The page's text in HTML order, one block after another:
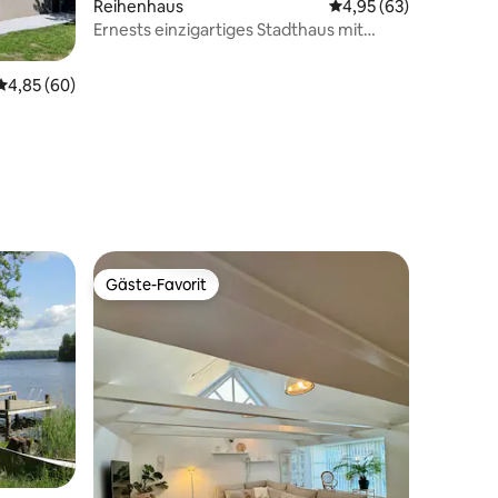
Bewertung: 4,85 von 5, 60 Bewertungen
4,85 (60)
Reihenhaus Durchschnittliche
4,95 (63)
Ernests einzigartiges Stadthaus mit
Gäste-Favorit
Gäste-Favorit